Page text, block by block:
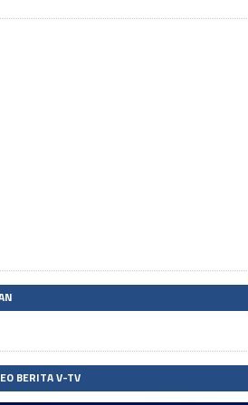
BERITA V-TV